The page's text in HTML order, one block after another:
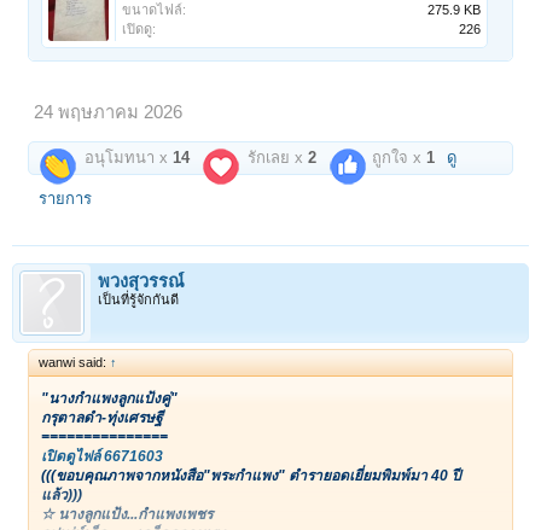
ขนาดไฟล์:
275.9 KB
เปิดดู:
226
24 พฤษภาคม 2026
อนุโมทนา x14 รักเลย x2 ถูกใจ x1 ดู
รายการ
พวงสุวรรณ์
เป็นที่รู้จักกันดี
wanwi said: ↑
"นางกำแพงลูกแป้งคู่"
กรุตาลดำ-ทุ่งเศรษฐี
===============
เปิดดูไฟล์ 6671603
(((ขอบคุณภาพจากหนังสือ"พระกำแพง" ตำรายอดเยี่ยมพิมพ์มา 40 ปี
แล้ว)))
☆ นางลูกแป้ง...กำแพงเพชร